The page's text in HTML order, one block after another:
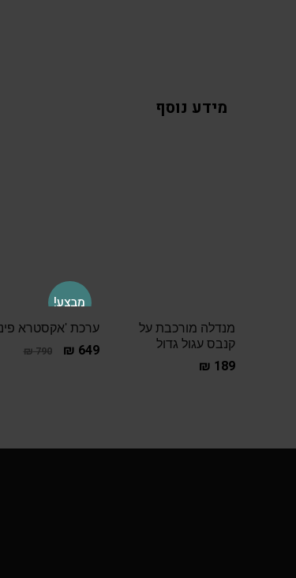
מידע נוסף
מנדלה מורכבת על
קנבס עגול גדול
₪ 189
מבצע!
ערכת 'אקסטרא
₪790 ₪ 649